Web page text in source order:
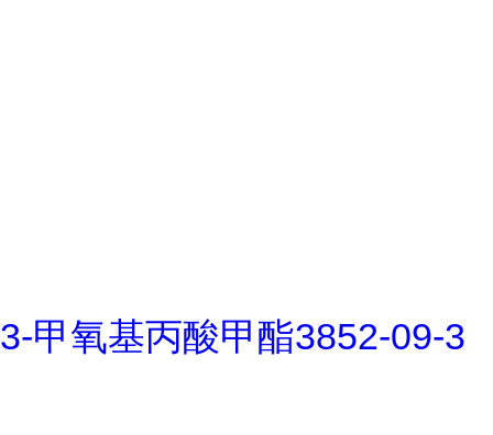
3-甲氧基丙酸甲酯3852-09-3